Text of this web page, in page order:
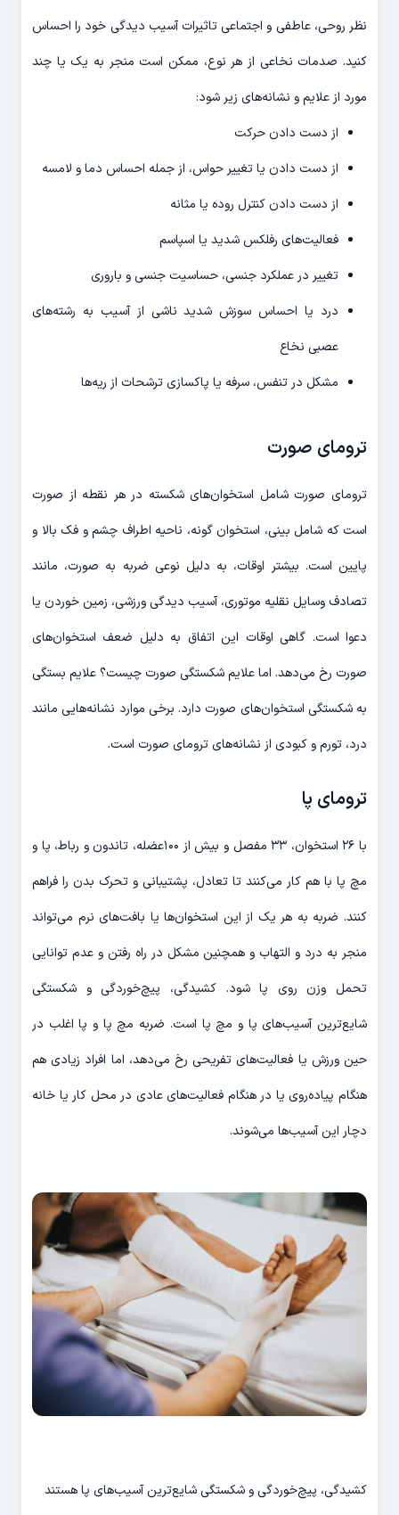
نظر روحی، عاطفی و اجتماعی تاثیرات آسیب دیدگی خود را احساس
کنید. صدمات نخاعی از هر نوع، ممکن است منجر به یک یا چند
مورد از علایم و نشانه‌های زیر شود:
از دست دادن حرکت
از دست دادن یا تغییر حواس، از جمله احساس دما و لامسه
از دست دادن کنترل روده یا مثانه
فعالیت‌های رفلکس شدید یا اسپاسم
تغییر در عملکرد جنسی، حساسیت جنسی و باروری
درد یا احساس سوزش شدید ناشی از آسیب به رشته‌های
عصبی نخاع
مشکل در تنفس، سرفه یا پاکسازی ترشحات از ریه‌ها
ترومای صورت
ترومای صورت شامل استخوان‌های شکسته در هر نقطه از صورت
است که شامل بینی، استخوان گونه، ناحیه اطراف چشم و فک بالا و
پایین است. بیشتر اوقات، به دلیل نوعی ضربه به صورت، مانند
تصادف وسایل نقلیه موتوری، آسیب دیدگی ورزشی، زمین خوردن یا
دعوا است. گاهی اوقات این اتفاق به دلیل ضعف استخوان‌های
صورت رخ می‌دهد. اما علایم شکستگی صورت چیست؟ علایم بستگی
به شکستگی استخوان‌های صورت دارد. برخی موارد نشانه‌هایی مانند
درد، تورم و کبودی از نشانه‌های ترومای صورت است.
ترومای پا
با ۲۶ استخوان، ۳۳ مفصل و بیش از ۱۰۰عضله، تاندون و رباط، پا و
مچ پا با هم کار می‌کنند تا تعادل، پشتیبانی و تحرک بدن را فراهم
کنند. ضربه به هر یک از این استخوان‌ها یا بافت‌های نرم می‌تواند
منجر به درد و التهاب و همچنین مشکل در راه رفتن و عدم توانایی
تحمل وزن روی پا شود. کشیدگی، پیچ‌خوردگی و شکستگی
شایع‌ترین آسیب‌های پا و مچ پا است. ضربه مچ پا و پا اغلب در
حین ورزش یا فعالیت‌های تفریحی رخ می‌دهد، اما افراد زیادی هم
هنگام پیاده‌روی یا در هنگام فعالیت‌های عادی در محل کار یا خانه
دچار این آسیب‌ها می‌شوند.
کشیدگی، پیچ‌خوردگی و شکستگی شایع‌ترین آسیب‌های پا هستند